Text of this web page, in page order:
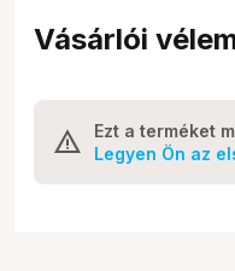
Vásárlói
Ezt a terméket
Legyen Ön az